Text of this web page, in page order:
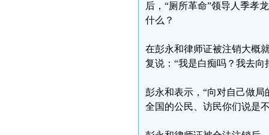
后，“厕所革命”领导人季
什么？
在彭永和律师证被注销大概
复说：“我是白痴吗？我去
彭永和表示，“向对自己做
全国的公民、访民你们说是